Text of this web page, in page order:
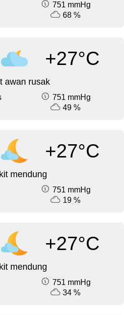
751 mmHg
68 %
+27°C
awan rusak
751 mmHg
49 %
+27°C
mendung
751 mmHg
19 %
+27°C
mendung
751 mmHg
34 %